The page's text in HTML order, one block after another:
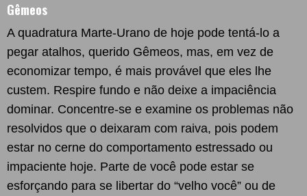
Gêmeos
A quadratura Marte-Urano de hoje pode tentá-lo a
pegar atalhos, querido Gêmeos, mas, em vez de
economizar tempo, é mais provável que eles lhe
custem. Respire fundo e não deixe a impaciência
dominar. Concentre-se e examine os problemas não
resolvidos que o deixaram com raiva, pois podem
estar no cerne do comportamento estressado ou
impaciente hoje. Parte de você pode estar se
esforçando para se libertar do “velho você” ou de